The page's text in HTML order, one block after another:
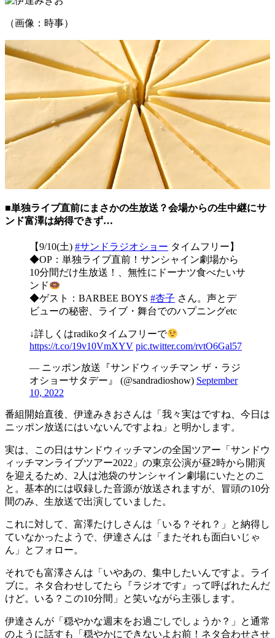
（画像：時事）
■単独ライブ直前にまさかの生放送？会場からの生中継にサ
ンド富澤は納得できず…
【9/10(土) #サンドラジオショー タイムフリー】
◆OP：単独ライブ直前！サンシャイン劇場から
10分間だけ生放送！、無性にドーナツ食べたいサ
ンド
◆ゲスト：BARBEE BOYS #杏子 さん。声とデ
ビューの秘密、ライブ・舞台でのハプニングetc
↓詳しくはradikoタイムフリーで
https://t.co/19v10VmXYV pic.twitter.com/rvtO6Gal57
— ニッポン放送『サンドウィッチマン ザ・ラジ
オショーサタデー』 (@sandradioshow) September
10, 2022
番組開始直後、伊達みきおさんは「我々実はですね、今日は
ニッポン放送にはいないんですよね」と明かします。
実は、この日はサンドウィッチマンの全国ツアー「サンドウ
ィッチマンライブツアー2022」の東京公演が昼2時から開演
を迎えるため、2人は池袋のサンシャイン劇場にいたとのこ
と。基本的には収録した音源が放送されますが、冒頭の10分
間のみ、生放送で出演していました。
これに対して、富澤たけしさんは「いる？それ？」と納得し
ていなかったようで、伊達さんは「またそれも面白いじゃ
ん」とフォロー。
それでも富澤さんは「いやあの、集中したいんですよ。ライ
ブに。ネタ合わせしてたら『ラジオです』って呼ばれたんだ
けど。いる？この10分間」と笑いながら主張します。
伊達さんが「穏やかな週末をお過ごしでしょうか？」と通常
のように話すも「穏やかにできないよお前！ネタ合わせさせ